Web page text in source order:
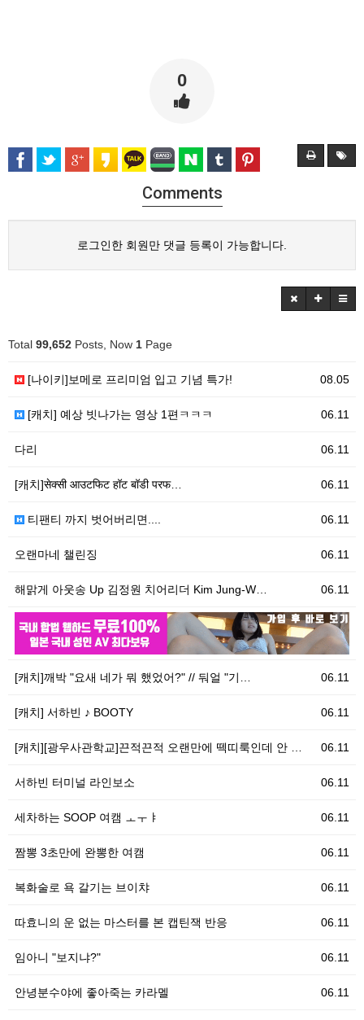
0
Comments
로그인한 회원만 댓글 등록이 가능합니다.
Total 99,652 Posts, Now 1 Page
08.05
[나이키]보메로 프리미엄 입고 기념 특가!
06.11
[캐치] 예상 빗나가는 영상 1편ㅋㅋㅋ
06.11
다리
06.11
[캐치]सेक्सी आउटफिट हॉट बॉडी परफ…
06.11
티팬티 까지 벗어버리면....
06.11
오랜마네 챌린징
06.11
해맑게 아웃송 Up 김정원 치어리더 Kim Jung-W…
06.11
06.11
[캐치]깨박 "요새 네가 뭐 했었어?" // 둬얼 "기…
06.11
[캐치] 서하빈 ♪ BOOTY
06.11
[캐치][광우사관학교]끈적끈적 오랜만에 떽띠룩인데 안 …
06.11
서하빈 터미널 라인보소
06.11
세차하는 SOOP 여캠 ㅗㅜㅑ
06.11
짬뽕 3초만에 완뽕한 여캠
06.11
복화술로 욕 갈기는 브이챠
06.11
따효니의 운 없는 마스터를 본 캡틴잭 반응
06.11
임아니 "보지냐?"
06.11
안녕분수야에 좋아죽는 카라멜